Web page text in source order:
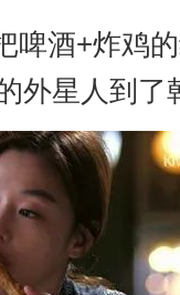
啤酒+炸鸡
外星人到